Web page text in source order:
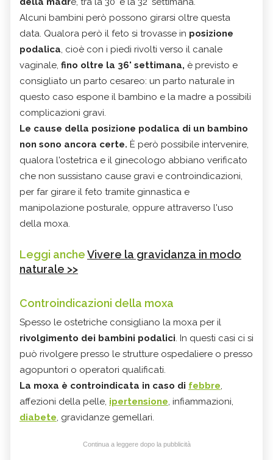
Alcuni bambini però possono girarsi oltre questa
data. Qualora però il feto si trovasse in posizione
podalica, cioè con i piedi rivolti verso il canale
vaginale, fino oltre la 36' settimana, è previsto e
consigliato un parto cesareo: un parto naturale in
questo caso espone il bambino e la madre a possibili
complicazioni gravi.
Le cause della posizione podalica di un bambino
non sono ancora certe. È però possibile intervenire,
qualora l'ostetrica e il ginecologo abbiano verificato
che non sussistano cause gravi e controindicazioni,
per far girare il feto tramite ginnastica e
manipolazione posturale, oppure attraverso l'uso
della moxa.
Leggi ancheVivere la gravidanza in modo
naturale >>
Controindicazioni della moxa
Spesso le ostetriche consigliano la moxa per il
rivolgimento dei bambini podalici. In questi casi ci si
può rivolgere presso le strutture ospedaliere o presso
agopuntori o operatori qualificati.
La moxa è controindicata in caso di febbre,
affezioni della pelle, ipertensione, infiammazioni,
diabete, gravidanze gemellari.
Continua a leggere dopo la pubblicità